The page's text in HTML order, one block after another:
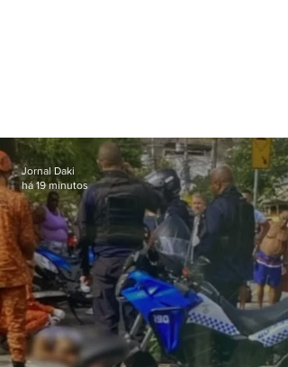
Jornal Daki
há 19 minutos